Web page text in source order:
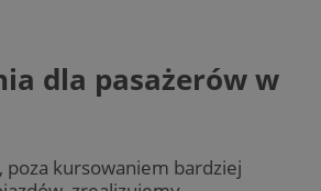
dla pasażerów w
poza kursowaniem bardziej